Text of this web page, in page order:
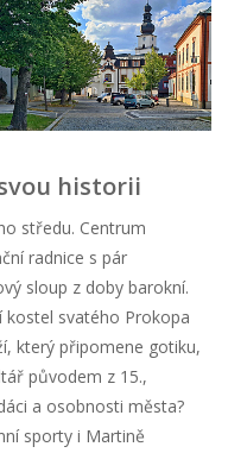
historii
středu. Centrum
radnice s pár
sloup z doby barokní.
kostel svatého Prokopa
který připomene gotiku,
původem z 15.,
a osobnosti města?
sporty i Martině